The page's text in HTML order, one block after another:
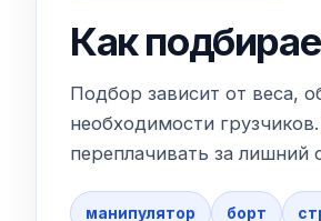
Как
Подбор зависит от веса,
необходимости
переплачивать за лишний
манипулятор борт